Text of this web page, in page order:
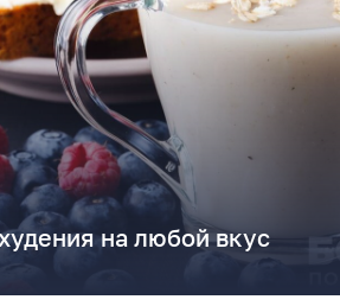
на любой вкус